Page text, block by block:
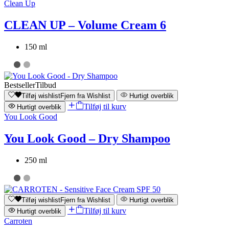
Clean Up
CLEAN UP – Volume Cream 6
150 ml
BestsellerTilbud
Tilføj wishlistFjern fra Wishlist
Hurtigt overblik
Hurtigt overblik
Tilføj til kurv
You Look Good
You Look Good – Dry Shampoo
250 ml
Tilføj wishlistFjern fra Wishlist
Hurtigt overblik
Hurtigt overblik
Tilføj til kurv
Carroten